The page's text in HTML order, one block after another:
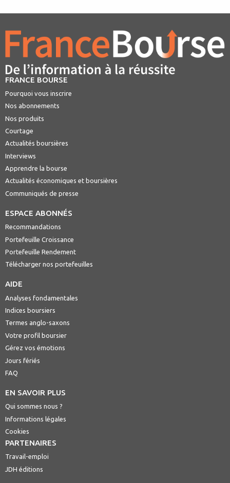
FRANCE BOURSE
Pourquoi vous inscrire
Nos abonnements
Nos produits
Courtage
Actualités boursières
Interviews
Apprendre la bourse
Actualités économiques et boursières
Communiqués de presse
ESPACE ABONNÉS
Recommandations
Portefeuille Croissance
Portefeuille Rendement
Télécharger nos portefeuilles
AIDE
Analyses fondamentales
Indices boursiers
Termes anglo-saxons
Votre profil boursier
Gérez vos émotions
Jours fériés
FAQ
EN SAVOIR PLUS
Qui sommes nous ?
Informations légales
Cookies
PARTENAIRES
Travail-emploi
JDH éditions